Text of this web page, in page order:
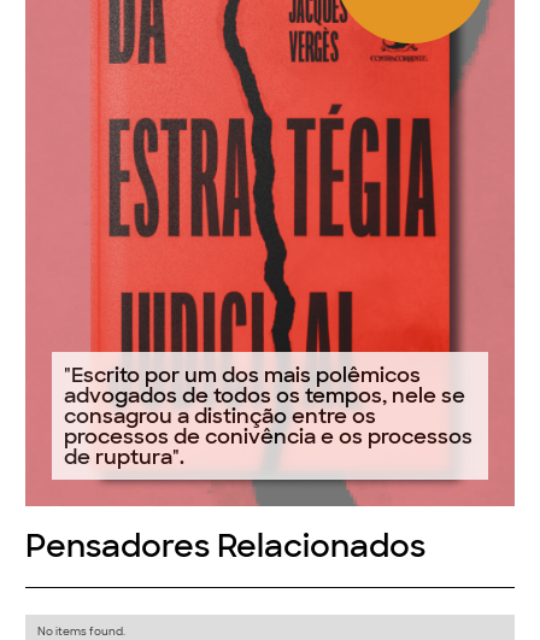
"Escrito por um dos mais polêmicos
advogados de todos os tempos, nele se
consagrou a distinção entre os
processos de conivência e os processos
de ruptura".
Pensadores Relacionados
No items found.